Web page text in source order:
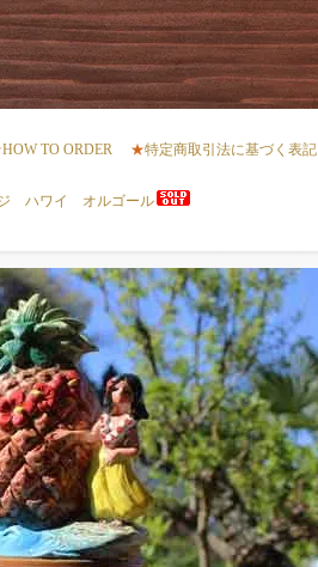
HOW TO ORDER ★特定商取引法に基づく表記
ジ ハワイ オルゴール